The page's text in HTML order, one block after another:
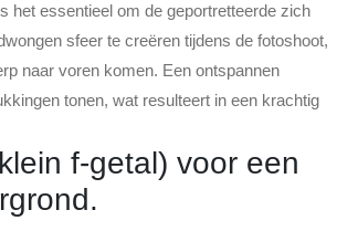
het essentieel om de geportretteerde zich
sfeer te creëren tijdens de fotoshoot,
naar voren komen. Een ontspannen
tonen, wat resulteert in een krachtig
f-getal) voor een